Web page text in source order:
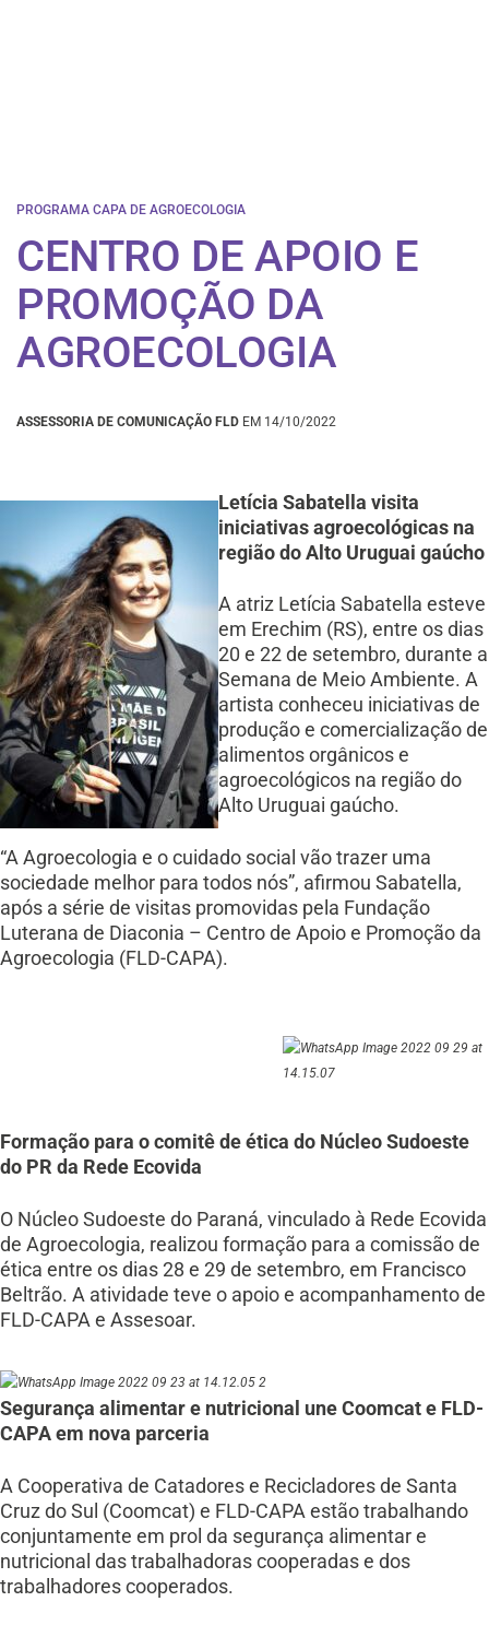
PROGRAMA CAPA DE AGROECOLOGIA
CENTRO DE APOIO E
PROMOÇÃO DA
AGROECOLOGIA
ASSESSORIA DE COMUNICAÇÃO FLD EM 14/10/2022
Letícia Sabatella visita
iniciativas agroecológicas na
região do Alto Uruguai gaúcho
A atriz Letícia Sabatella esteve
em Erechim (RS), entre os dias
20 e 22 de setembro, durante a
Semana de Meio Ambiente. A
artista conheceu iniciativas de
produção e comercialização de
alimentos orgânicos e
agroecológicos na região do
Alto Uruguai gaúcho.
“A Agroecologia e o cuidado social vão trazer uma
sociedade melhor para todos nós”, afirmou Sabatella,
após a série de visitas promovidas pela Fundação
Luterana de Diaconia – Centro de Apoio e Promoção da
Agroecologia (FLD-CAPA).
Formação para o comitê de ética do Núcleo Sudoeste
do PR da Rede Ecovida
O Núcleo Sudoeste do Paraná, vinculado à Rede Ecovida
de Agroecologia, realizou formação para a comissão de
ética entre os dias 28 e 29 de setembro, em Francisco
Beltrão. A atividade teve o apoio e acompanhamento de
FLD-CAPA e Assesoar.
Segurança alimentar e nutricional une Coomcat e FLD-
CAPA em nova parceria
A Cooperativa de Catadores e Recicladores de Santa
Cruz do Sul (Coomcat) e FLD-CAPA estão trabalhando
conjuntamente em prol da segurança alimentar e
nutricional das trabalhadoras cooperadas e dos
trabalhadores cooperados.